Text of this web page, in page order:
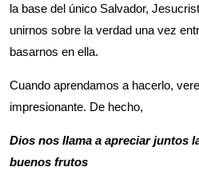
la base del único Salvador,
unirnos sobre la verdad una vez
basarnos en ella.
Cuando aprendamos a hacerlo,
impresionante. De hecho,
Dios nos llama a apreciar juntos
buenos frutos